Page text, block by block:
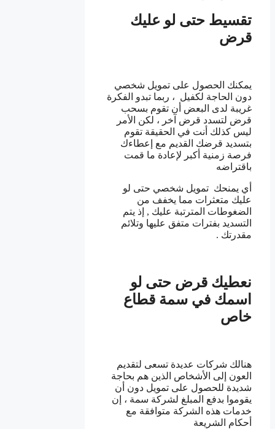
تقسيط حتى لو عليك
قرض
يمكنك الحصول على تمويل شخصي
دون الحاجة لكفيل ، ربما تبدو الفكرة
غريبة لدى البعض أن تقوم بسحب
قرض لتسدد قرض آخر ، لكن الأمر
ليس كذلك أنت في الحقيقة تقوم
بتسديد قرضك القديم مع إعطاءك
فرصة زمنية أكبر لإعادة ما قمت
باقتراضه
أي يمنحك تمويل شخصي حتى لو
عليك متعثرات مما يخفف من
الضغوطات المترتبة عليك , إذ يتم
التسديد بفترات متفق عليها وتلائم
مقدرتك .
نعطيك قرض حتى لو
اسمك في سمة قطاع
خاص
هنالك شركات عديدة تسعى لتقديم
العون إلى الأشخاص الذين هم بحاجة
شديدة للحصول على تمويل دون أن
يقوموا بدفع المبلغ لشركة سمة ، إن
خدمات هذه الشركة متوافقة مع
أحكام الشريعة